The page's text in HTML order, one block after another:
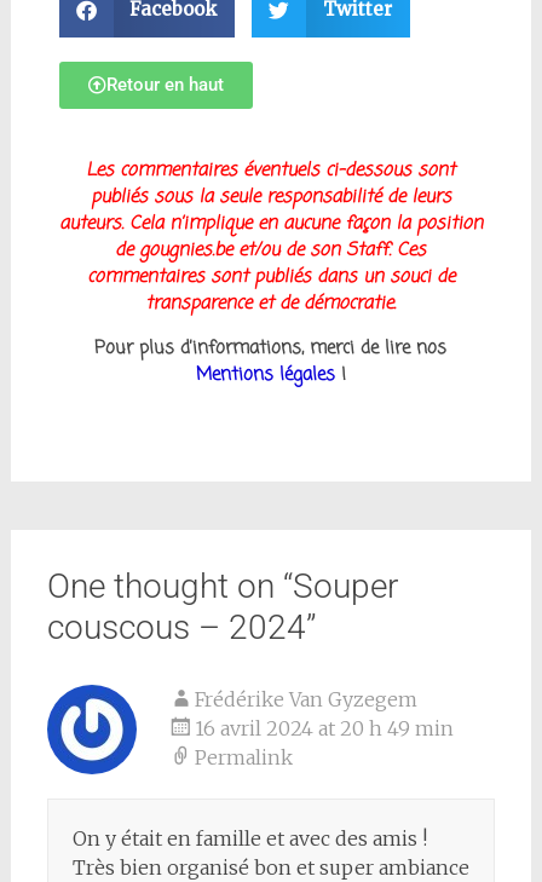
Facebook Twitter
Retour en haut
Lescommentaires éventuels ci-dessous sont
publiés sous la seule responsabilité de leurs
auteurs. Cela n’implique en aucune façon la position
de gougnies.be et/ou de son Staff. Ces
commentaires sont publiés dans un souci de
transparence et de démocratie.
Pour plus d’informations, merci de lire nos
Mentions légales!
One thought on “Souper
couscous – 2024”
Frédérike Van Gyzegem
16 avril 2024 at 20 h 49 min
Permalink
On y était en famille et avec des amis !
Très bien organisé bon et super ambiance